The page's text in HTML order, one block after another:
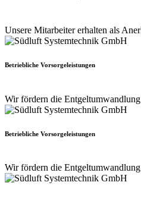
Unsere Mitarbeiter erhalten als
Betriebliche Vorsorgeleistungen
Wir fördern die
Betriebliche Vorsorgeleistungen
Wir fördern die